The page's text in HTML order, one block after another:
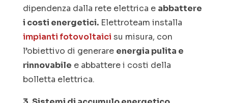
dipendenza dalla rete elettrica e abbattere
i costi energetici.Elettroteam installa
impianti fotovoltaici su misura, con
l’obiettivo di generare energia pulita e
rinnovabile e abbattere i costi della
bolletta elettrica.